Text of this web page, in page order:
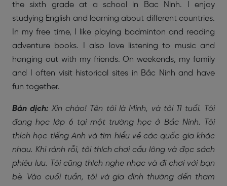
the sixth grade at a school in Bac Ninh. I enjoy
studying English and learning about different countries.
In my free time, I like playing badminton and reading
adventure books. I also love listening to music and
hanging out with my friends. On weekends, my family
and I often visit historical sites in Bắc Ninh and have
fun together.
Bản dịch: Xin chào! Tên tôi là Minh, và tôi 11 tuổi. Tôi
đang học lớp 6 tại một trường học ở Bắc Ninh. Tôi
thích học tiếng Anh và tìm hiểu về các quốc gia khác
nhau. Khi rảnh rỗi, tôi thích chơi cầu lông và đọc sách
phiêu lưu. Tôi cũng thích nghe nhạc và đi chơi với bạn
bè. Vào cuối tuần, tôi và gia đình thường đến tham